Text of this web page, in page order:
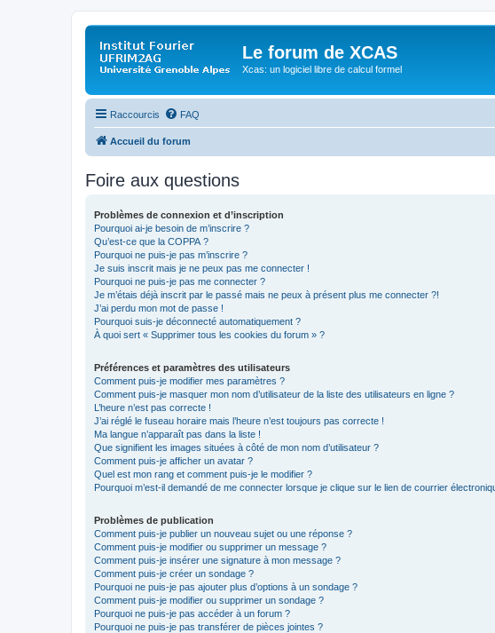
Le forum de XCAS
Xcas: un logiciel libre de calcul formel
Raccourcis FAQ
Accueil du forum
Foire aux questions
Problèmes de connexion et d’inscription
Pourquoi ai-je besoin de m’inscrire ?
Qu’est-ce que la COPPA ?
Pourquoi ne puis-je pas m’inscrire ?
Je suis inscrit mais je ne peux pas me connecter !
Pourquoi ne puis-je pas me connecter ?
Je m’étais déjà inscrit par le passé mais ne peux à présent plus me connecter ?!
J’ai perdu mon mot de passe !
Pourquoi suis-je déconnecté automatiquement ?
À quoi sert « Supprimer tous les cookies du forum » ?
Préférences et paramètres des utilisateurs
Comment puis-je modifier mes paramètres ?
Comment puis-je masquer mon nom d’utilisateur de la liste des utilisateurs en ligne ?
L’heure n’est pas correcte !
J’ai réglé le fuseau horaire mais l’heure n’est toujours pas correcte !
Ma langue n’apparaît pas dans la liste !
Que signifient les images situées à côté de mon nom d’utilisateur ?
Comment puis-je afficher un avatar ?
Quel est mon rang et comment puis-je le modifier ?
Pourquoi m’est-il demandé de me connecter lorsque je clique sur le lien de courrier
Problèmes de publication
Comment puis-je publier un nouveau sujet ou une réponse ?
Comment puis-je modifier ou supprimer un message ?
Comment puis-je insérer une signature à mon message ?
Comment puis-je créer un sondage ?
Pourquoi ne puis-je pas ajouter plus d’options à un sondage ?
Comment puis-je modifier ou supprimer un sondage ?
Pourquoi ne puis-je pas accéder à un forum ?
Pourquoi ne puis-je pas transférer de pièces jointes ?